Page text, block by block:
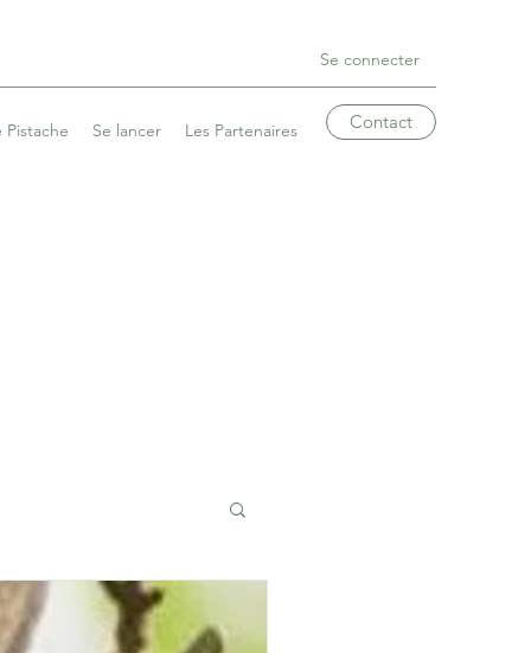
Se connecter
Pistache Se lancer Les Partenaires Contact